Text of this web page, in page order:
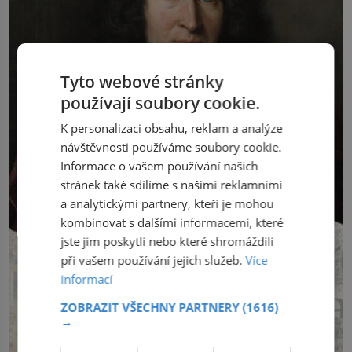
Tyto webové stránky
používají soubory cookie.
K personalizaci obsahu, reklam a analýze
návštěvnosti používáme soubory cookie.
Informace o vašem používání našich
stránek také sdílíme s našimi reklamními
a analytickými partnery, kteří je mohou
kombinovat s dalšími informacemi, které
jste jim poskytli nebo které shromáždili
při vašem používání jejich služeb.Více
informací
ZOBRAZIT VŠECHNY PARTNERY(1616)
→